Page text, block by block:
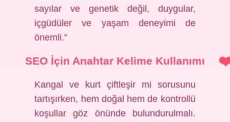
sayılar ve genetik değil, duygular,
içgüdüler ve yaşam deneyimi de
önemli.”
SEO İçin Anahtar Kelime Kullanımı
Kangal ve kurt çiftleşir mi sorusunu
tartışırken, hem doğal hem de kontrollü
koşullar göz önünde bulundurulmalı.